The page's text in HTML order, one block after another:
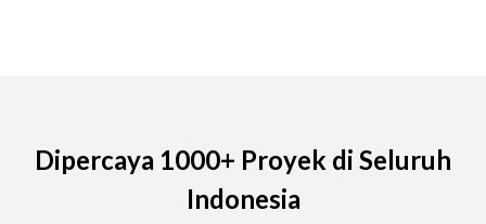
Dipercaya 1000+ Proyek di Seluruh
Indonesia